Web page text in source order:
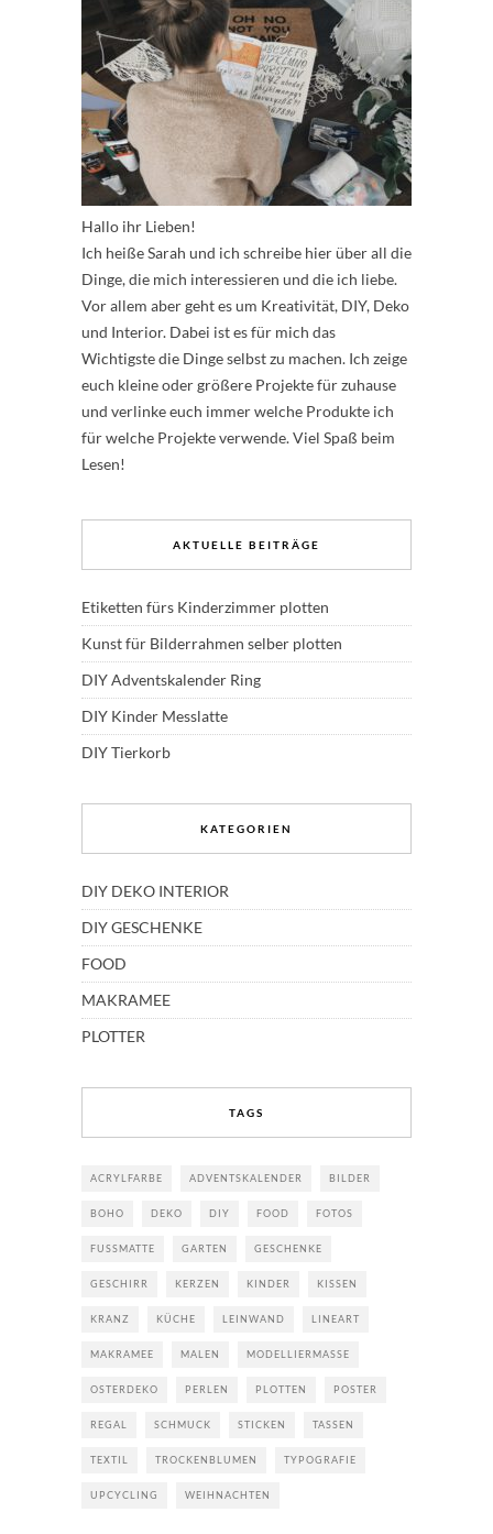
Hallo ihr Lieben!
Ich heiße Sarah und ich schreibe hier über all die
Dinge, die mich interessieren und die ich liebe.
Vor allem aber geht es um Kreativität, DIY, Deko
und Interior. Dabei ist es für mich das
Wichtigste die Dinge selbst zu machen. Ich zeige
euch kleine oder größere Projekte für zuhause
und verlinke euch immer welche Produkte ich
für welche Projekte verwende. Viel Spaß beim
Lesen!
AKTUELLE BEITRÄGE
Etiketten fürs Kinderzimmer plotten
Kunst für Bilderrahmen selber plotten
DIY Adventskalender Ring
DIY Kinder Messlatte
DIY Tierkorb
KATEGORIEN
DIY DEKO INTERIOR
DIY GESCHENKE
FOOD
MAKRAMEE
PLOTTER
TAGS
ACRYLFARBE ADVENTSKALENDER BILDER
BOHO DEKO DIY FOOD FOTOS
FUSSMATTE GARTEN GESCHENKE
GESCHIRR KERZEN KINDER KISSEN
KRANZ KÜCHE LEINWAND LINEART
MAKRAMEE MALEN MODELLIERMASSE
OSTERDEKO PERLEN PLOTTEN POSTER
REGAL SCHMUCK STICKEN TASSEN
TEXTIL TROCKENBLUMEN TYPOGRAFIE
UPCYCLING WEIHNACHTEN